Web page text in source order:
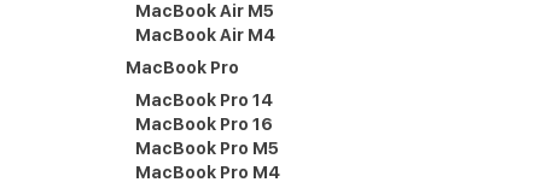
MacBook Air M5
MacBook Air M4
MacBook Pro
MacBook Pro 14
MacBook Pro 16
MacBook Pro M5
MacBook Pro M4